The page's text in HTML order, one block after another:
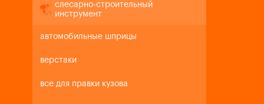
слесарно-строительный
инструмент
автомобильные шприцы
верстаки
все для правки кузова